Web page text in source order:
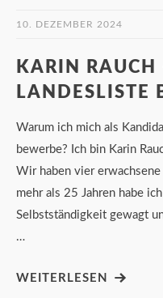
10. DEZEMBER 2024
KARIN RAUCH
LANDESLISTE
Warum ich mich als
bewerbe? Ich bin Karin
Wir haben vier
mehr als 25 Jahren habe
Selbstständigkeit gewagt
…
WEITERLESEN